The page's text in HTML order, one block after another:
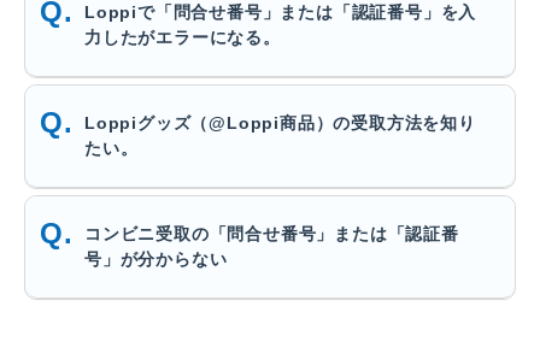
Loppiで「問合せ番号」または「認証番号」を入
力したがエラーになる。
Loppiグッズ（@Loppi商品）の受取方法を知り
たい。
コンビニ受取の「問合せ番号」または「認証番
号」が分からない